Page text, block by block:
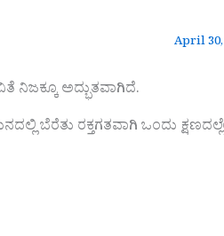
April 30,
ನಿಜಕ್ಕೂ ಅದ್ಭುತವಾಗಿದೆ.
ಬೆರೆತು ರಕ್ತಗತವಾಗಿ ಒಂದು